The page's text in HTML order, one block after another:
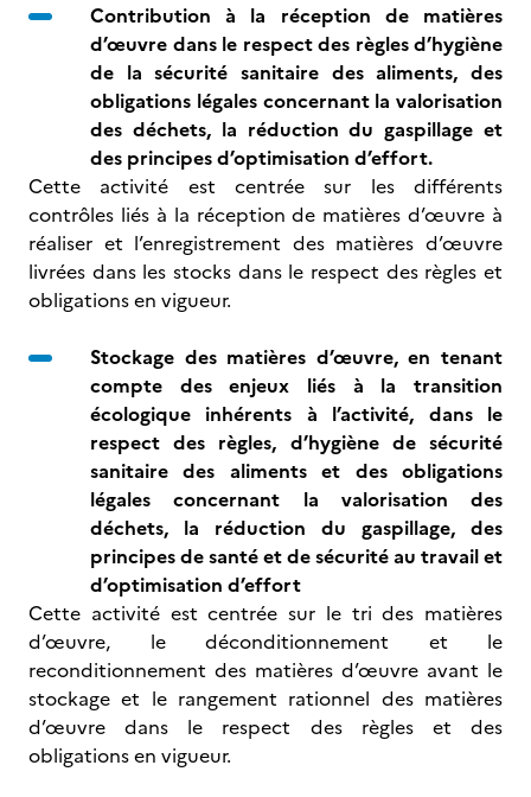
Contribution à la réception de matières
d’œuvre dans le respect des règles d’hygiène
de la sécurité sanitaire des aliments, des
obligations légales concernant la valorisation
des déchets, la réduction du gaspillage et
des principes d’optimisation d’effort.
Cette activité est centrée sur les différents
contrôles liés à la réception de matières d’œuvre à
réaliser et l’enregistrement des matières d’œuvre
livrées dans les stocks dans le respect des règles et
obligations en vigueur.
Stockage des matières d’œuvre, en tenant
compte des enjeux liés à la transition
écologique inhérents à l’activité, dans le
respect des règles, d’hygiène de sécurité
sanitaire des aliments et des obligations
légales concernant la valorisation des
déchets, la réduction du gaspillage, des
principes de santé et de sécurité au travail et
d’optimisation d’effort
Cette activité est centrée sur le tri des matières
d’œuvre, le déconditionnement et le
reconditionnement des matières d’œuvre avant le
stockage et le rangement rationnel des matières
d’œuvre dans le respect des règles et des
obligations en vigueur.